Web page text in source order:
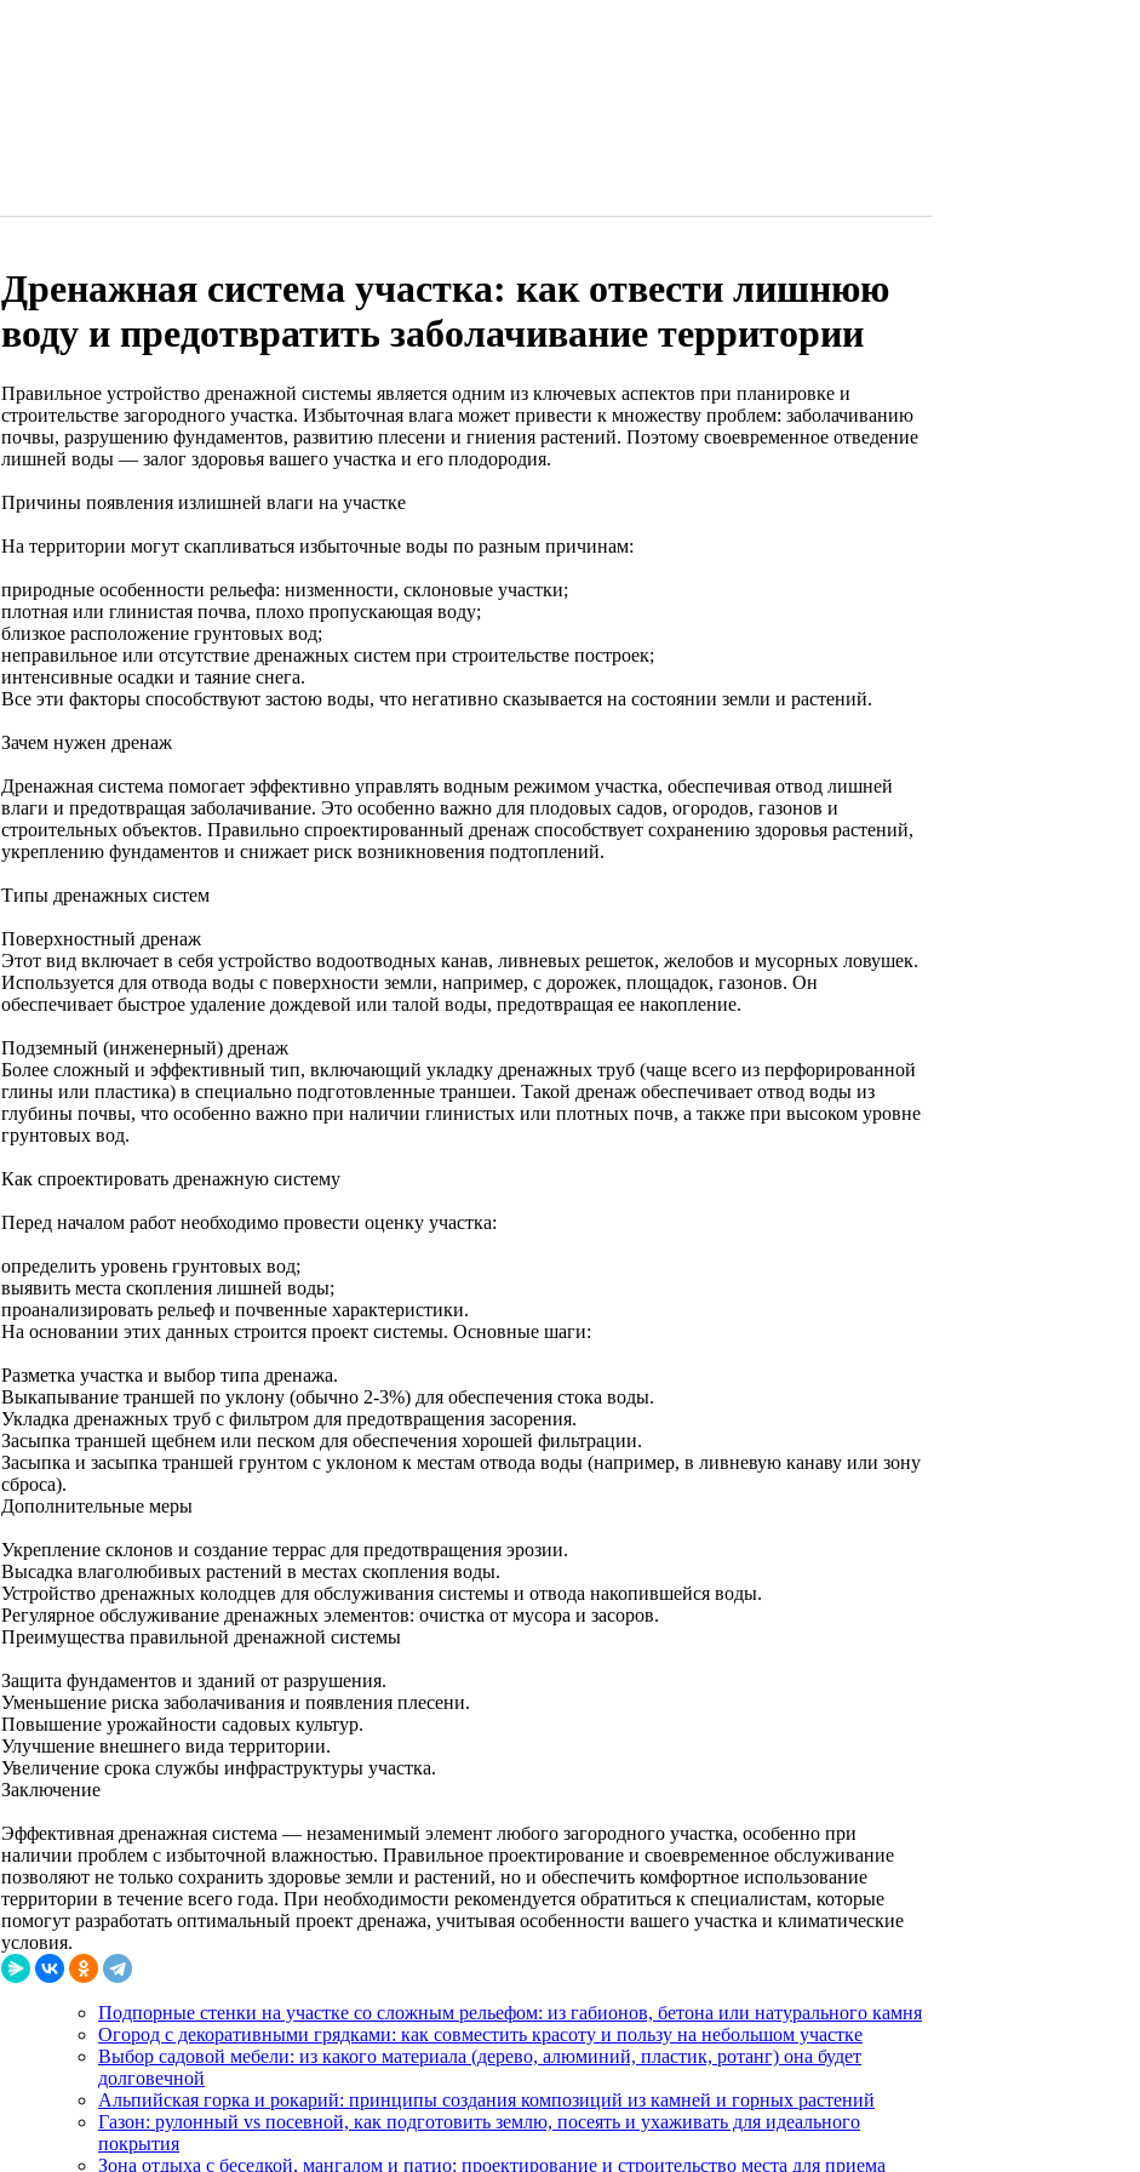
Дренажная система участка: как отвести лишнюю
воду и предотвратить заболачивание территории
Правильное устройство дренажной системы является одним из ключевых аспектов при планировке и
строительстве загородного участка. Избыточная влага может привести к множеству проблем: заболачиванию
почвы, разрушению фундаментов, развитию плесени и гниения растений. Поэтому своевременное отведение
лишней воды — залог здоровья вашего участка и его плодородия.
Причины появления излишней влаги на участке
На территории могут скапливаться избыточные воды по разным причинам:
природные особенности рельефа: низменности, склоновые участки;
плотная или глинистая почва, плохо пропускающая воду;
близкое расположение грунтовых вод;
неправильное или отсутствие дренажных систем при строительстве построек;
интенсивные осадки и таяние снега.
Все эти факторы способствуют застою воды, что негативно сказывается на состоянии земли и растений.
Зачем нужен дренаж
Дренажная система помогает эффективно управлять водным режимом участка, обеспечивая отвод лишней
влаги и предотвращая заболачивание. Это особенно важно для плодовых садов, огородов, газонов и
строительных объектов. Правильно спроектированный дренаж способствует сохранению здоровья растений,
укреплению фундаментов и снижает риск возникновения подтоплений.
Типы дренажных систем
Поверхностный дренаж
Этот вид включает в себя устройство водоотводных канав, ливневых решеток, желобов и мусорных ловушек.
Используется для отвода воды с поверхности земли, например, с дорожек, площадок, газонов. Он
обеспечивает быстрое удаление дождевой или талой воды, предотвращая ее накопление.
Подземный (инженерный) дренаж
Более сложный и эффективный тип, включающий укладку дренажных труб (чаще всего из перфорированной
глины или пластика) в специально подготовленные траншеи. Такой дренаж обеспечивает отвод воды из
глубины почвы, что особенно важно при наличии глинистых или плотных почв, а также при высоком уровне
грунтовых вод.
Как спроектировать дренажную систему
Перед началом работ необходимо провести оценку участка:
определить уровень грунтовых вод;
выявить места скопления лишней воды;
проанализировать рельеф и почвенные характеристики.
На основании этих данных строится проект системы. Основные шаги:
Разметка участка и выбор типа дренажа.
Выкапывание траншей по уклону (обычно 2-3%) для обеспечения стока воды.
Укладка дренажных труб с фильтром для предотвращения засорения.
Засыпка траншей щебнем или песком для обеспечения хорошей фильтрации.
Засыпка и засыпка траншей грунтом с уклоном к местам отвода воды (например, в ливневую канаву или зону
сброса).
Дополнительные меры
Укрепление склонов и создание террас для предотвращения эрозии.
Высадка влаголюбивых растений в местах скопления воды.
Устройство дренажных колодцев для обслуживания системы и отвода накопившейся воды.
Регулярное обслуживание дренажных элементов: очистка от мусора и засоров.
Преимущества правильной дренажной системы
Защита фундаментов и зданий от разрушения.
Уменьшение риска заболачивания и появления плесени.
Повышение урожайности садовых культур.
Улучшение внешнего вида территории.
Увеличение срока службы инфраструктуры участка.
Заключение
Эффективная дренажная система — незаменимый элемент любого загородного участка, особенно при
наличии проблем с избыточной влажностью. Правильное проектирование и своевременное обслуживание
позволяют не только сохранить здоровье земли и растений, но и обеспечить комфортное использование
территории в течение всего года. При необходимости рекомендуется обратиться к специалистам, которые
помогут разработать оптимальный проект дренажа, учитывая особенности вашего участка и климатические
условия.
Подпорные стенки на участке со сложным рельефом: из габионов, бетона или натурального камня
Огород с декоративными грядками: как совместить красоту и пользу на небольшом участке
Выбор садовой мебели: из какого материала (дерево, алюминий, пластик, ротанг) она будет
долговечной
Альпийская горка и рокарий: принципы создания композиций из камней и горных растений
Газон: рулонный vs посевной, как подготовить землю, посеять и ухаживать для идеального
покрытия
Зона отдыха с беседкой, мангалом и патио: проектирование и строительство места для приема